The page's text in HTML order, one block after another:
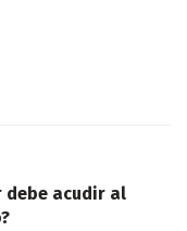
debe acudir al